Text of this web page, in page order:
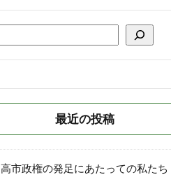
最近の投稿
高市政権の発足にあたっての私たち